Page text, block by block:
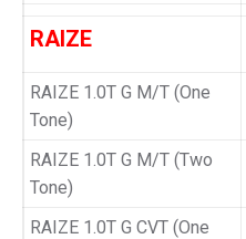
RAIZE
RAIZE 1.0T G M/T (One
Tone)
RAIZE 1.0T G M/T (Two
Tone)
RAIZE 1.0T G CVT (One